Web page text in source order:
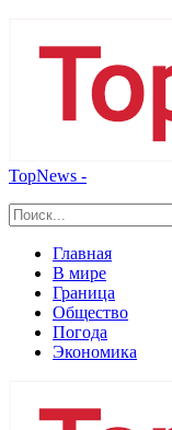
TopNews -
Главная
В мире
Граница
Общество
Погода
Экономика